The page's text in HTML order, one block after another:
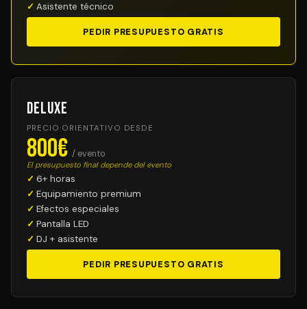
Asistente técnico
PEDIR PRESUPUESTO GRATIS
Deluxe
PRECIO ORIENTATIVO DESDE
800€ / evento
El presupuesto final depende del evento
6+ horas
Equipamiento premium
Efectos especiales
Pantalla LED
DJ + asistente
PEDIR PRESUPUESTO GRATIS